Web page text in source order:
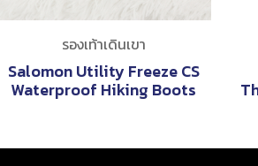
รองเท้าเดินเขา
Salomon Utility Freeze CS
Waterproof Hiking Boots